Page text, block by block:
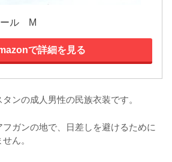
ル M
で詳細を見る
ンの成人男性の民族衣装です。
ガンの地で、日差しを避けるために
ん。